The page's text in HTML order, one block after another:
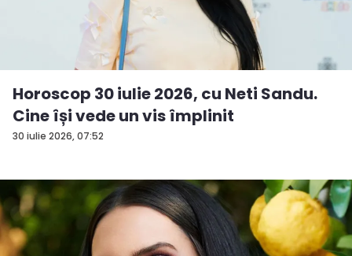
30 iulie 2026, 07:52
Horoscop 30 iulie 2026, cu Neti Sandu.
Cine își vede un vis împlinit